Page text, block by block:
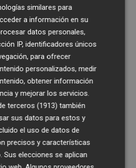
similares para
a información en su
datos personales,
IP, identificadores únicos
para ofrecer
personalizados, medir
obtener información
y mejorar los servicios.
terceros (1913) también
sus datos para estos y
el uso de datos de
precisos y características
Sus elecciones se aplican